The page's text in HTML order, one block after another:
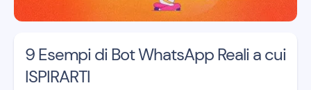
9 Esempi di Bot WhatsApp Reali a cui
ISPIRARTI